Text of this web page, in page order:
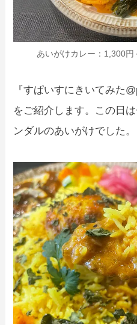
あいがけカレー：1,300
『すぱいすにきいてみた
をご紹介します。この日
ンダルのあいがけでした。